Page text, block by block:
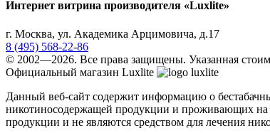
Интернет витрина производителя «Luxlite»
г. Москва, ул. Академика Арцимовича, д.17
8 (495) 568-22-86
© 2002—2026. Все права защищены. Указанная
Официальный магазин Luxlite
Данный веб-сайт содержит информацию о
никотиносодержащей продукции и проживающих на
продукции и не являются средством для лечения